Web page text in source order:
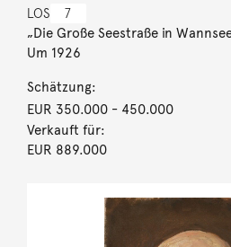
LOS 7
„Die Große Seestraße in
Um 1926
Schätzung:
EUR 350.000- 450.000
Verkauft für:
EUR 889.000